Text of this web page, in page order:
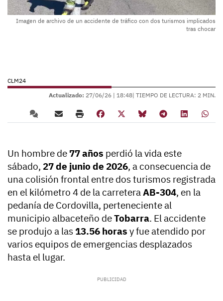
Imagen de archivo de un accidente de tráfico con dos turismos implicados
tras chocar
CLM24
Actualizado: 27/06/26 | 18:48| TIEMPO DE LECTURA: 2 MIN.
Un hombre de 77 años perdió la vida este
sábado, 27 de junio de 2026, a consecuencia de
una colisión frontal entre dos turismos registrada
en el kilómetro 4 de la carreteraAB-304, en la
pedanía de Cordovilla, perteneciente al
municipio albaceteño deTobarra. El accidente
se produjo a las 13.56 horas y fue atendido por
varios equipos de emergencias desplazados
hasta el lugar.